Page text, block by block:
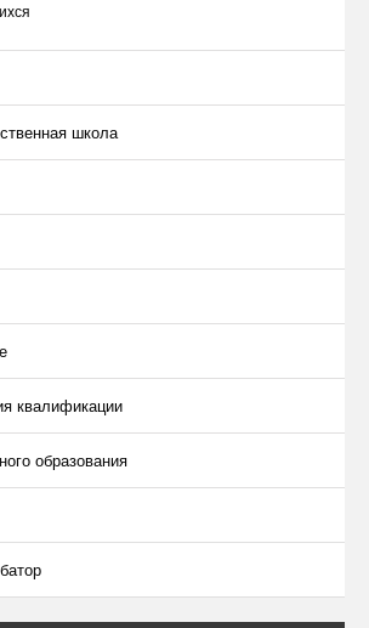
школа
квалификации
образования